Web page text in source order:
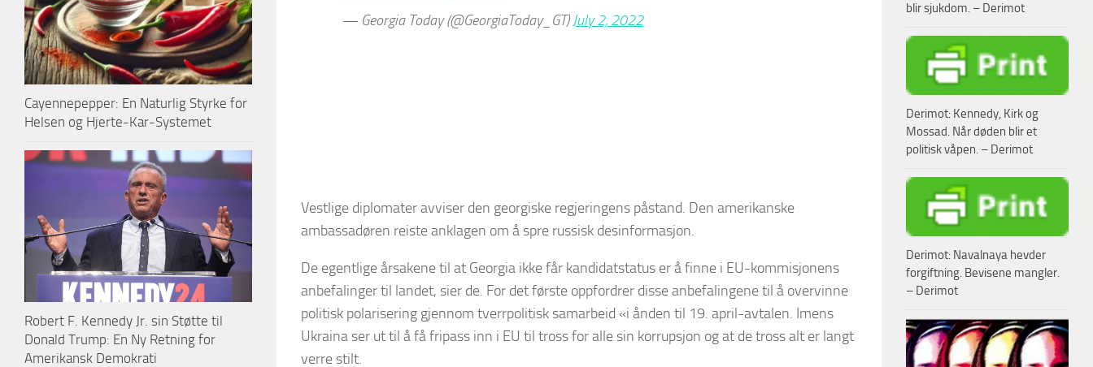
— Georgia Today (@GeorgiaToday_GT)July 2, 2022
Vestlige diplomater avviser den georgiske regjeringens påstand. Den amerikanske
ambassadøren reiste anklagen om å spre russisk desinformasjon.
De egentlige årsakene til at Georgia ikke får kandidatstatus er å finne i EU-kommisjonens
anbefalinger til landet, sier de. For det første oppfordrer disse anbefalingene til å overvinne
politisk polarisering gjennom tverrpolitisk samarbeid «i ånden til 19. april-avtalen. Imens
Ukraina ser ut til å få fripass inn i EU til tross for alle sin korrupsjon og at de tross alt er langt
verre stilt.
Cayennepepper: En Naturlig Styrke for
Helsen og Hjerte-Kar-Systemet
Robert F. Kennedy Jr. sin Støtte til
Donald Trump: En Ny Retning for
Amerikansk Demokrati
blir sjukdom. – Derimot
Derimot: Kennedy, Kirk og
Mossad. Når døden blir et
politisk våpen. – Derimot
Derimot: Navalnaya hevder
forgiftning. Bevisene mangler.
– Derimot